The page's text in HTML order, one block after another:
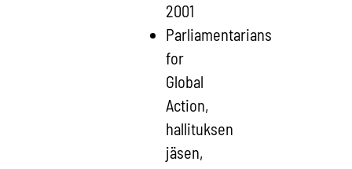
2001
Parliamentarians
for
Global
Action,
hallituksen
jäsen,